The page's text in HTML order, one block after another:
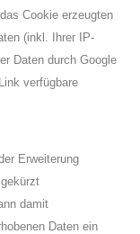
Cookie erzeugten
(inkl. Ihrer IP-
Daten durch Google
verfügbare
Erweiterung
damit
Daten ein